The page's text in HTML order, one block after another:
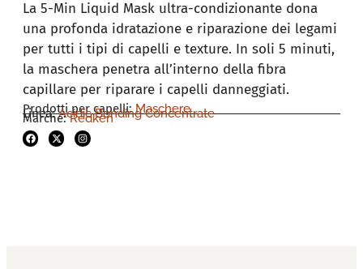
La 5-Min Liquid Mask ultra-condizionante dona
una profonda idratazione e riparazione dei legami
per tutti i tipi di capelli e texture. In soli 5 minuti,
la maschera penetra all’interno della fibra
capillare per riparare i capelli danneggiati.
Prodotti per capelli:Maschere
Linea:Acidic Bonding Concentrate
Marche:Redken